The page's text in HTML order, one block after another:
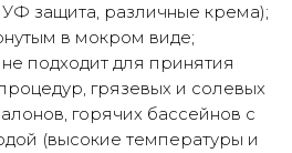
защита, различные крема);
в мокром виде;
подходит для принятия
грязевых и солевых
горячих бассейнов с
(высокие температуры и